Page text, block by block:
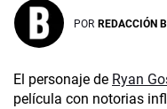
POR REDACCIÓN
El personaje de Ryan
película con notorias